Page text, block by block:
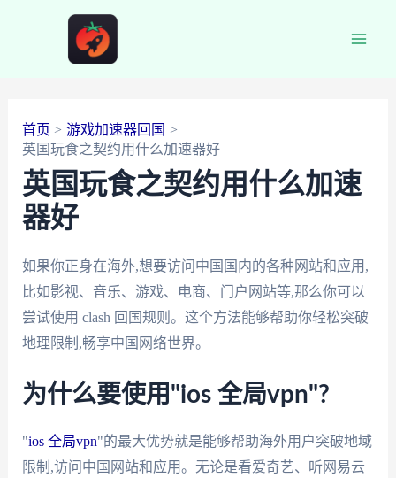
首页
游戏加速器回国
英国玩食之契约用什么加速器好
英国玩食之契约用什么加速
器好
如果你正身在海外,想要访问中国国内的各种网站和应用,
比如影视、音乐、游戏、电商、门户网站等,那么你可以
尝试使用 clash 回国规则。这个方法能够帮助你轻松突破
地理限制,畅享中国网络世界。
为什么要使用"ios 全局vpn"?
"ios 全局vpn"的最大优势就是能够帮助海外用户突破地域
限制,访问中国网站和应用。无论是看爱奇艺、听网易云